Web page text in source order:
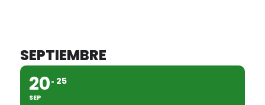
SEPTIEMBRE
20
SEP
25